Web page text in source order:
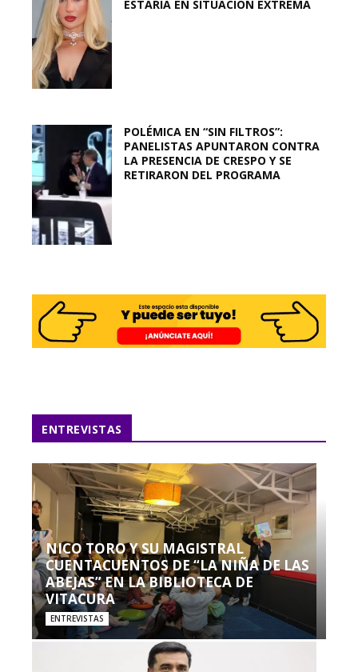
ESTARÍA EN SITUACIÓN EXTREMA
POLÉMICA EN “SIN FILTROS”:
PANELISTAS APUNTARON CONTRA
LA PRESENCIA DE CRESPO Y SE
RETIRARON DEL PROGRAMA
ENTREVISTAS
NICO TORO Y SU MAGISTRAL
CUENTACUENTOS DE “LA NIÑA DE LAS
ABEJAS” EN LA BIBLIOTECA DE
VITACURA
ENTREVISTAS